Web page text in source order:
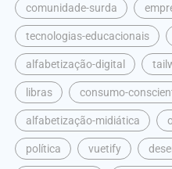
comunidade-surda
tecnologias-educacionais
alfabetização-digital
libras consumo-
alfabetização-midiática
política vuetify